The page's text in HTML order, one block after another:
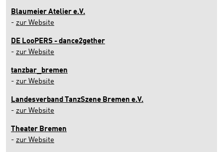
Blaumeier Atelier e.V.
- zur Website
DE LooPERS - dance2gether
- zur Website
tanzbar_bremen
- zur Website
Landesverband TanzSzene Bremen e.V.
- zur Website
Theater Bremen
- zur Website